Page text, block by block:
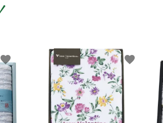
favorite favorite